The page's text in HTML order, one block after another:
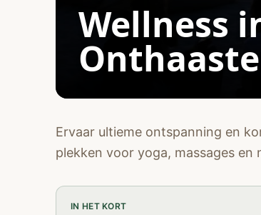
Wellness
Ervaar ultieme ontspanning en
plekken voor yoga, massages en
IN HET KORT